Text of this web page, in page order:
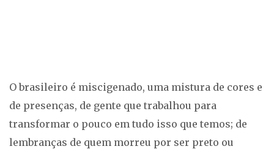
O brasileiro é miscigenado, uma mistura de cores e
de presenças, de gente que trabalhou para
transformar o pouco em tudo isso que temos; de
lembranças de quem morreu por ser preto ou